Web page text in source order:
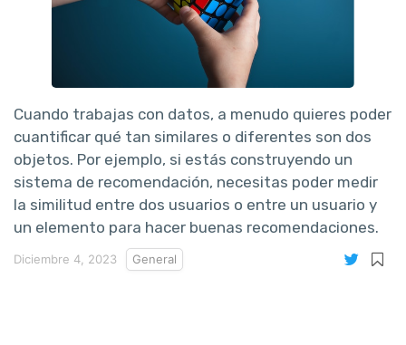
Cuando trabajas con datos, a menudo quieres poder
cuantificar qué tan similares o diferentes son dos
objetos. Por ejemplo, si estás construyendo un
sistema de recomendación, necesitas poder medir
la similitud entre dos usuarios o entre un usuario y
un elemento para hacer buenas recomendaciones.
Diciembre 4, 2023 General